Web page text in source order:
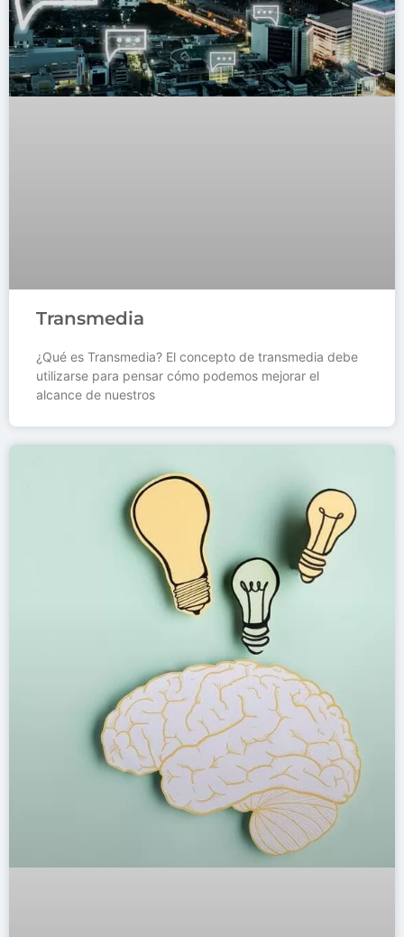
Transmedia
¿Qué es Transmedia? El concepto de transmedia debe
utilizarse para pensar cómo podemos mejorar el
alcance de nuestros